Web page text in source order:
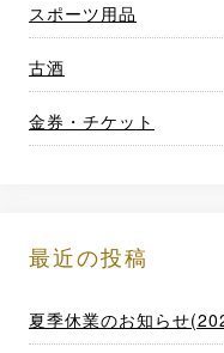
スポーツ用品
古酒
金券・チケット
最近の投稿
夏季休業のお知らせ